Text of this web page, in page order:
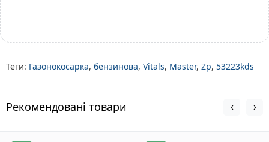
Теги: Газонокосарка, бензинова, Vitals, Master, Zp, 53223kds
Рекомендовані товари